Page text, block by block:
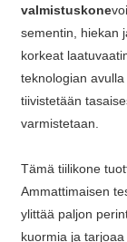
valmistuskone
sementin, hiekan
korkeat
teknologian
tiivistetään
varmistetaan.
Tämä tiilikone
Ammattimaisen
ylittää paljon
kuormia ja